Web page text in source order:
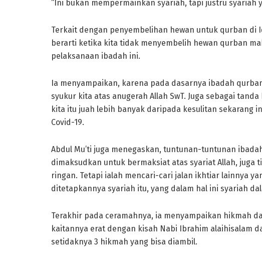
“Ini bukan mempermainkan syariah, tapi justru syariah
Terkait dengan penyembelihan hewan untuk qurban di
berarti ketika kita tidak menyembelih hewan qurban
pelaksanaan ibadah ini.
Ia menyampaikan, karena pada dasarnya ibadah
syukur kita atas anugerah Allah SwT. Juga sebagai
kita itu juah lebih banyak daripada kesulitan sekarang
Covid-19.
Abdul Mu’ti juga menegaskan, tuntunan-tuntunan
dimaksudkan untuk bermaksiat atas syariat Allah,
ringan. Tetapi ialah mencari-cari jalan ikhtiar lainnya
ditetapkannya syariah itu, yang dalam hal ini syariah
Terakhir pada ceramahnya, ia menyampaikan hikmah
kaitannya erat dengan kisah Nabi Ibrahim alaihisalam
setidaknya 3 hikmah yang bisa diambil.